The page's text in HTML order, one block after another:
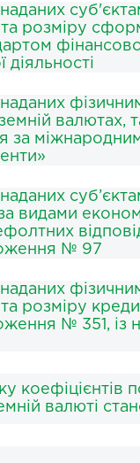
розміру
наданих
за
видами
№ 97
наданих
та розміру
№ 351,
коефіцієнтів
валюті